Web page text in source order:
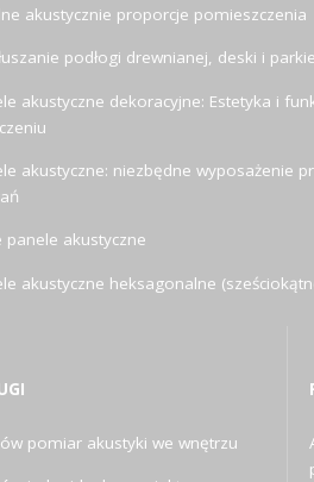
akustycznie proporcje pomieszczenia
podłogi drewnianej, deski i
akustyczne dekoracyjne: Estetyka i
akustyczne: niezbędne wyposażenie
panele akustyczne
akustyczne heksagonalne
pomiar akustyki we wnętrzu